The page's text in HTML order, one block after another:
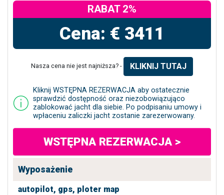
RABAT 2%
Cena: € 3411
Nasza cena nie jest najniższa? - KLIKNIJ TUTAJ
Kliknij WSTĘPNA REZERWACJA aby ostatecznie
sprawdzić dostępność oraz niezobowiązująco
zablokować jacht dla siebie. Po podpisaniu umowy i
wpłaceniu zaliczki jacht zostanie zarezerwowany.
WSTĘPNA REZERWACJA >
Wyposażenie
autopilot, gps, ploter map